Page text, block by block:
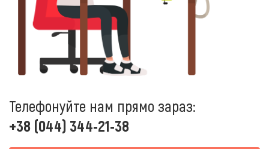
Телефонуйте нам прямо зараз:
+38 (044) 344-21-38